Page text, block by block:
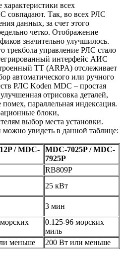
всех
совпадают. Так, во всех РЛС
данных, за счет этого
четко. Отображение
значительно улучшилось.
управление РЛС стало
интерфейс АИС
TT (ARPA) отслеживает
автоматического или ручного
РЛС Koden MDC – простая
отрисовка деталей,
параллельная индексация.
блоки,
выбор места установки.
увидеть в данной таблице:
/ MDC-
MDC-7025P / MDC-
7925P
RB809P
25 кВт
3 мин
0.125-96 морских
миль
меньше 200 Вт или меньше